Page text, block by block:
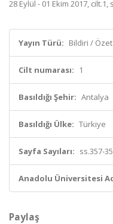
28 Eylül - 01 Ekim 2017,
Yayın Türü: Bildiri /
Cilt numarası: 1
Basıldığı Şehir: Antalya
Basıldığı Ülke: Türkiye
Sayfa Sayıları: ss.357-
Anadolu Üniversitesi
Paylaş